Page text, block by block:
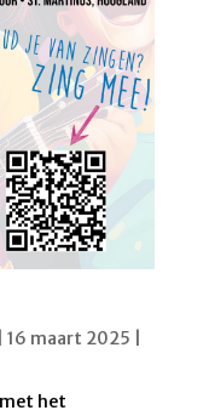
16 maart 2025
het